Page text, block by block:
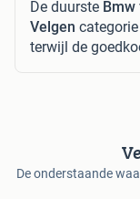
De duurste Bmw
Velgen
terwijl de
De onderstaande